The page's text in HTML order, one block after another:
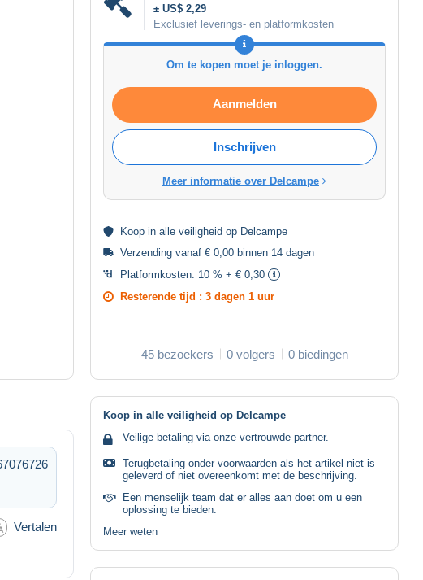
± US$ 2,29
Exclusief leverings- en platformkosten
Om te kopen moet je inloggen.
Aanmelden
Inschrijven
Meer informatie over Delcampe
Koop in alle veiligheid op Delcampe
Verzending vanaf € 0,00 binnen 14 dagen
Platformkosten: 10 % + € 0,30
Resterende tijd : 3 dagen 1 uur
45 bezoekers 0 volgers 0 biedingen
Vertalen
Koop in alle veiligheid op Delcampe
Veilige betaling via onze vertrouwde partner.
Terugbetaling onder voorwaarden als het artikel niet is
geleverd of niet overeenkomt met de beschrijving.
Een menselijk team dat er alles aan doet om u een
oplossing te bieden.
Meer weten